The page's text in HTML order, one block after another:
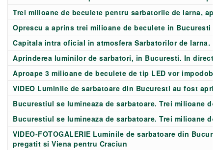
Trei milioane de beculete pentru sarbatorile de iarna,
Oprescu a aprins trei milioane de beculete in Bucuresti
Capitala intra oficial in atmosfera Sarbatorilor de Iarna.
Aprinderea luminilor de sarbatori, in Bucuresti. In direct,
Aproape 3 milioane de beculete de tip LED vor impodobi
VIDEO Luminile de sarbatoare din Bucuresti au fost
Bucurestiul se lumineaza de sarbatoare. Trei milioane
Bucurestiul se lumineaza de sarbatoare. Trei milioane
VIDEO-FOTOGALERIE Luminile de sarbatoare din
pregatit si Viena pentru Craciun